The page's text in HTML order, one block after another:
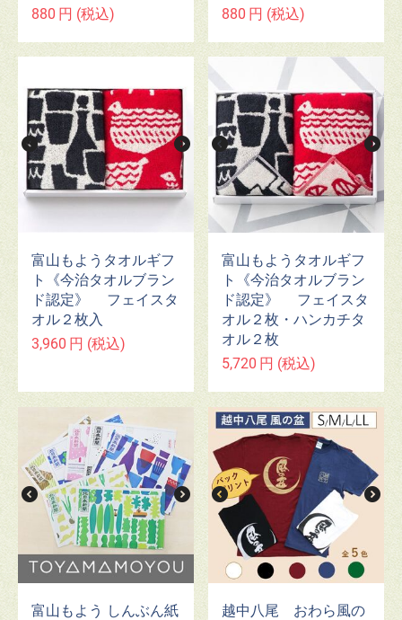
880 円 (税込)
880 円 (税込)
富山もようタオルギフ
ト《今治タオルブラン
ド認定》 フェイスタ
オル２枚入
3,960 円 (税込)
富山もようタオルギフ
ト《今治タオルブラン
ド認定》 フェイスタ
オル２枚・ハンカチタ
オル２枚
5,720 円 (税込)
富山もよう しんぶん紙
越中八尾 おわら風の